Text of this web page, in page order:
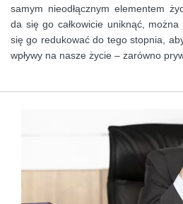
samym nieodłącznym elementem
da się go całkowicie uniknąć,
się go redukować do tego stopnia,
wpływy na nasze życie – zarówno